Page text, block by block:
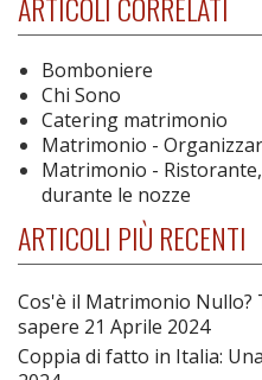
Bomboniere
Chi Sono
Catering matrimonio
Matrimonio -
Matrimonio -
durante le nozze
ARTICOLI PIÙ RECENTI
Cos'è il Matrimonio Nullo?
sapere 21 Aprile 2024
Coppia di fatto in Italia: